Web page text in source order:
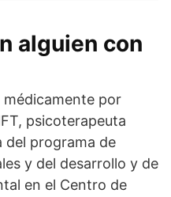
alguien con
por
psicoterapeuta
del programa de
y del desarrollo y de
en el Centro de